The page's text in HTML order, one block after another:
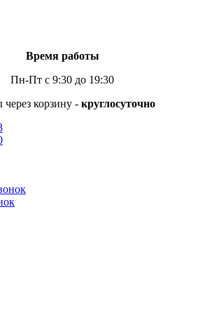
Время работы
Пн-Пт с 9:30 до 19:30
через корзину - круглосуточно